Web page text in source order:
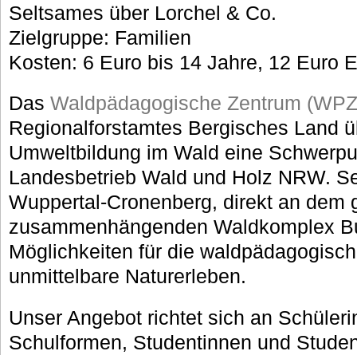
Seltsames über Lorchel & Co.
Zielgruppe: Familien
Kosten: 6 Euro bis 14 Jahre, 12 Euro
Das Waldpädagogische Zentrum
Regionalforstamtes Bergisches Land
Umweltbildung im Wald eine
Landesbetrieb Wald und Holz NRW.
Wuppertal-Cronenberg, direkt an dem
zusammenhängenden Waldkomplex
Möglichkeiten für die
unmittelbare Naturerleben.
Unser Angebot richtet sich an
Schulformen, Studentinnen und